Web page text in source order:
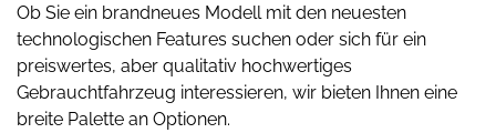
Ob Sie ein brandneues Modell mit den neuesten
technologischen Features suchen oder sich für ein
preiswertes, aber qualitativ hochwertiges
Gebrauchtfahrzeug interessieren, wir bieten Ihnen eine
breite Palette an Optionen.